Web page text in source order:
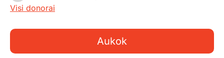
Visi donorai
Aukok